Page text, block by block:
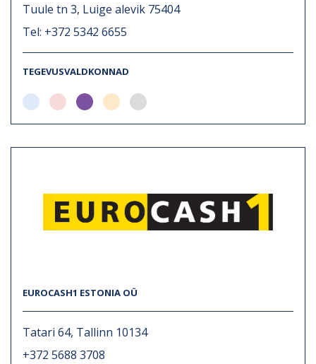
Tuule tn 3, Luige alevik 75404
Tel: +372 5342 6655
TEGEVUSVALDKONNAD
EUROCASH1 ESTONIA OÜ
Tatari 64, Tallinn 10134
+372 5688 3708